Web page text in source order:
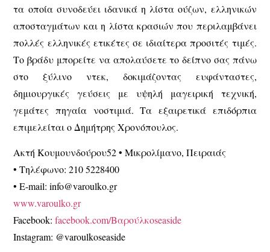
τα οποία συνοδεύει ιδανικά η λίστα ούζων, ελληνικών
αποσταγμάτων και η λίστα κρασιών που περιλαμβάνει
πολλές ελληνικές ετικέτες σε ιδιαίτερα προσιτές τιμές.
Το βράδυ μπορείτε να απολαύσετε το δείπνο σας πάνω
στο ξύλινο ντεκ, δοκιμάζοντας ευφάνταστες,
δημιουργικές γεύσεις με υψηλή μαγειρική τεχνική,
γεμάτες πηγαία νοστιμιά. Τα εξαιρετικά επιδόρπια
επιμελείται ο Δημήτρης Χρονόπουλος.
Ακτή Κουμουνδούρου52 • Μικρολίμανο, Πειραιάς
•Τηλέφωνο: 210 5228400
•E-mail: info@varoulko.gr
www.varoulko.gr
Facebook:facebook.com/Βαρούλκοseaside
Instagram: @varoulkoseaside